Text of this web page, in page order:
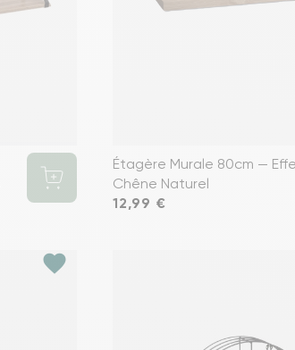
Étagère Murale 80cm —
Chêne Naturel
Prix
12,99 €
favorite